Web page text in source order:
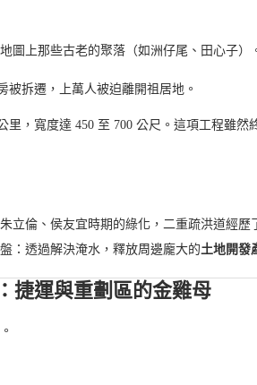
圖上那些古老的聚落（如洲仔尾、田心子）
被拆遷，上萬人被迫離開祖居地。
里，寬度達 450 至 700 公尺。這項工程雖然
立倫、侯友宜時期的綠化，二重疏洪道經
：透過解決淹水，釋放周邊龐大的土地開發
捷運與重劃區的金雞母